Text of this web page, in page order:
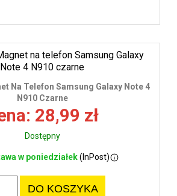
Na Telefon Samsung Galaxy Note 4
N910 Czarne
28,99 zł
Dostępny
w poniedziałek(InPost)
DO KOSZYKA